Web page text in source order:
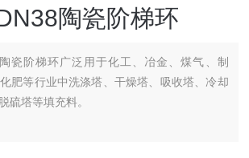
陶瓷阶梯环
瓷阶梯环广泛用于化工、冶金、煤气、制
肥等行业中洗涤塔、干燥塔、吸收塔、冷却
硫塔等填充料。